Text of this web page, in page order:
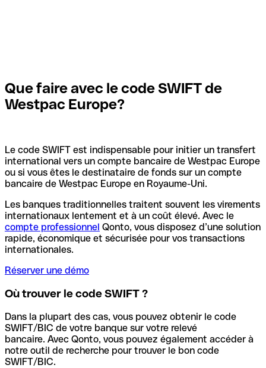
Que faire avec le code SWIFT de
Westpac Europe?
Le code SWIFT est indispensable pour initier un transfert
international vers un compte bancaire de Westpac Europe
ou si vous êtes le destinataire de fonds sur un compte
bancaire de Westpac Europe en Royaume-Uni.
Les banques traditionnelles traitent souvent les virements
internationaux lentement et à un coût élevé. Avec le
compte professionnel Qonto, vous disposez d’une solution
rapide, économique et sécurisée pour vos transactions
internationales.
Réserver une démo
Où trouver le code SWIFT ?
Dans la plupart des cas, vous pouvez obtenir le code
SWIFT/BIC de votre banque sur votre relevé
bancaire. Avec Qonto, vous pouvez également accéder à
notre outil de recherche pour trouver le bon code
SWIFT/BIC.